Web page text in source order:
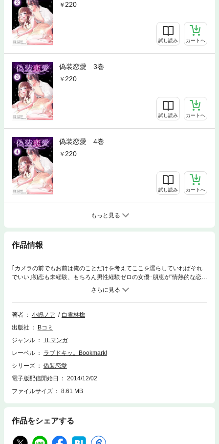
220
試し読み カートへ
偽装恋愛 3巻
220
試し読み カートへ
偽装恋愛 4巻
220
試し読み カートへ
もっと見る
作品情報
｢カメラの前でもお前は俺のことだけを考えてここを濡らしていればそれ
でいい｣初恋も未経験、もちろん男性経験ゼロの女優･朋恵が”情熱的な恋に
生きる女性”を演じるために選んだのは、恋人役･柴崎との恋人契約。｢その
ままちゃんと自分で開いてろよ｣M字に足を開かされ、きれいな指で私を触
る。｢…ここか｣容赦なく隅々まで弄り、何度も熱い○○を注ぎ込む。楽屋に
響き渡る淫靡な声…。彼が触れるたび、私のカラダは淫らに作りかえられ
著者 小嶋ノア
白雪林檎
出版社
Bコミ
ジャンル
TLマンガ
レーベル
ラブドキッ。Bookmark!
シリーズ
偽装恋愛
電子版配信開始日
2014/12/02
ファイルサイズ
8.61 MB
作品をシェアする